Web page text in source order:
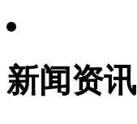
新闻资讯